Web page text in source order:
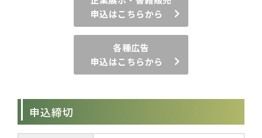
申込はこちらから
各種広告
申込はこちらから
申込締切